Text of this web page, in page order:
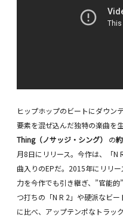
ヒップホップのビートにダウン
要素を混ぜ込んだ独特の楽曲を
Thing（ノサッジ・シング）
の
月8日にリリース。今作は、「N
曲入りのEPだ。2015年にリリ
力を今作でも引き継ぎ、”官能
つ打ちの「N R 2」や硬派なビ
に比べ、アップテンポなトラック